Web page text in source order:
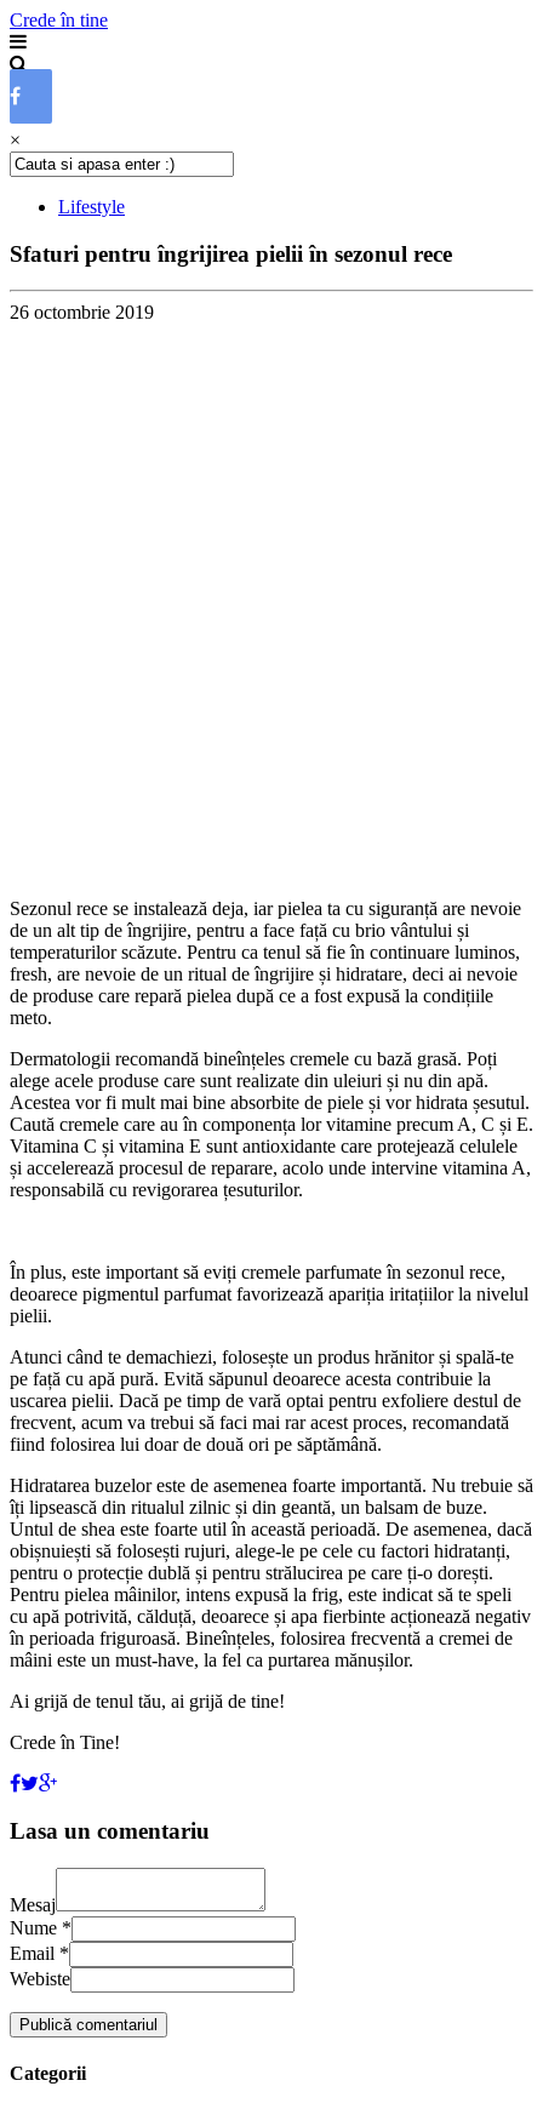
Crede în tine
×
Lifestyle
Sfaturi pentru îngrijirea pielii în sezonul rece
26 octombrie 2019
Sezonul rece se instalează deja, iar pielea ta cu siguranță are nevoie
de un alt tip de îngrijire, pentru a face față cu brio vântului și
temperaturilor scăzute. Pentru ca tenul să fie în continuare luminos,
fresh, are nevoie de un ritual de îngrijire și hidratare, deci ai nevoie
de produse care repară pielea după ce a fost expusă la condițiile
meto.
Dermatologii recomandă bineînțeles cremele cu bază grasă. Poți
alege acele produse care sunt realizate din uleiuri și nu din apă.
Acestea vor fi mult mai bine absorbite de piele și vor hidrata șesutul.
Caută cremele care au în componența lor vitamine precum A, C și E.
Vitamina C și vitamina E sunt antioxidante care protejează celulele
și accelerează procesul de reparare, acolo unde intervine vitamina A,
responsabilă cu revigorarea țesuturilor.
În plus, este important să eviți cremele parfumate în sezonul rece,
deoarece pigmentul parfumat favorizează apariția iritațiilor la nivelul
pielii.
Atunci când te demachiezi, folosește un produs hrănitor și spală-te
pe față cu apă pură. Evită săpunul deoarece acesta contribuie la
uscarea pielii. Dacă pe timp de vară optai pentru exfoliere destul de
frecvent, acum va trebui să faci mai rar acest proces, recomandată
fiind folosirea lui doar de două ori pe săptămână.
Hidratarea buzelor este de asemenea foarte importantă. Nu trebuie să
îți lipsească din ritualul zilnic și din geantă, un balsam de buze.
Untul de shea este foarte util în această perioadă. De asemenea, dacă
obișnuiești să folosești rujuri, alege-le pe cele cu factori hidratanți,
pentru o protecție dublă și pentru strălucirea pe care ți-o dorești.
Pentru pielea mâinilor, intens expusă la frig, este indicat să te speli
cu apă potrivită, călduță, deoarece și apa fierbinte acționează negativ
în perioada friguroasă. Bineînțeles, folosirea frecventă a cremei de
mâini este un must-have, la fel ca purtarea mănușilor.
Ai grijă de tenul tău, ai grijă de tine!
Crede în Tine!
Lasa un comentariu
Mesaj
Nume *
Email *
Webiste
Categorii